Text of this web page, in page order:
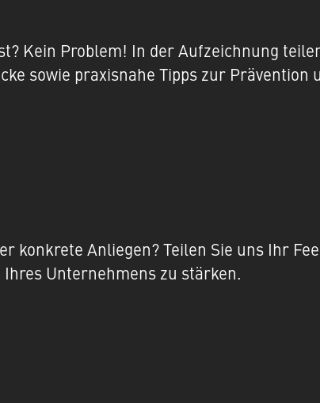
Kein Problem! In der Aufzeichnung
sowie praxisnahe Tipps zur Prävention
konkrete Anliegen? Teilen Sie uns Ihr
Unternehmens zu stärken.